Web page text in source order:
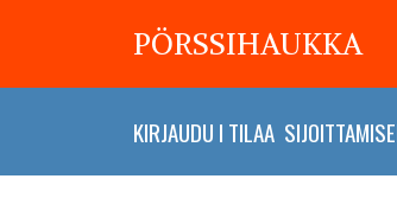
PÖRSSIHAUKKA
KIRJAUDU I TILAA